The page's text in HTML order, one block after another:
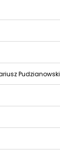
Pudzianowski